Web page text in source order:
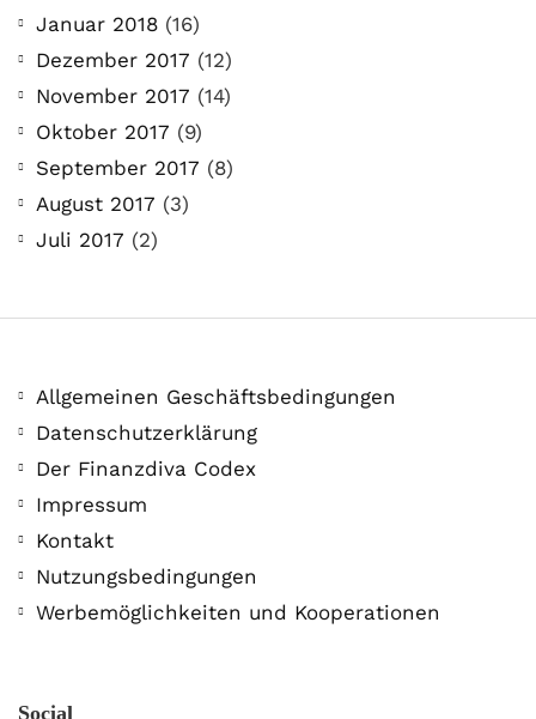
Januar 2018 (16)
Dezember 2017 (12)
November 2017 (14)
Oktober 2017 (9)
September 2017 (8)
August 2017 (3)
Juli 2017 (2)
Allgemeinen Geschäftsbedingungen
Datenschutzerklärung
Der Finanzdiva Codex
Impressum
Kontakt
Nutzungsbedingungen
Werbemöglichkeiten und Kooperationen
Social